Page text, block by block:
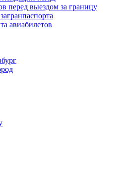
перед выездом за границу
авиабилетов